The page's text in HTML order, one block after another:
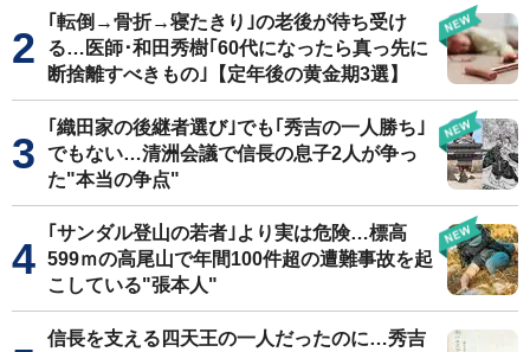
｢転倒→骨折→寝たきり｣の老後が待ち受け
る…医師･和田秀樹｢60代になったら真っ先に
断捨離すべきもの｣【定年後の黄金期3選】
｢織田家の後継者選び｣でも｢秀吉の一人勝ち｣
でもない…清洲会議で信長の息子2人が争っ
た"本当の争点"
｢サンダル登山の若者｣より実は危険…標高
599ｍの高尾山で年間100件超の遭難事故を起
こしている"張本人"
信長を支える四天王の一人だったのに…秀吉